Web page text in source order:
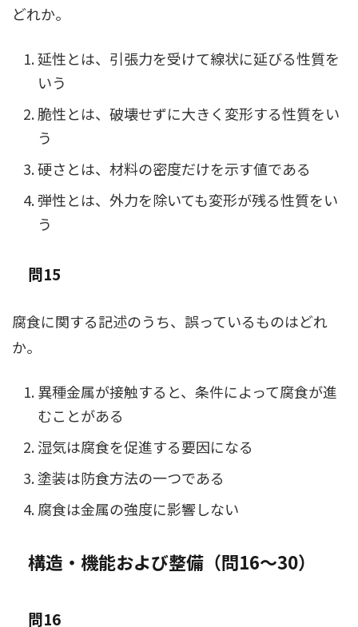
どれか。
延性とは、引張力を受けて線状に延びる性質を
いう
脆性とは、破壊せずに大きく変形する性質をい
う
硬さとは、材料の密度だけを示す値である
弾性とは、外力を除いても変形が残る性質をい
う
問15
腐食に関する記述のうち、誤っているものはどれ
か。
異種金属が接触すると、条件によって腐食が進
むことがある
湿気は腐食を促進する要因になる
塗装は防食方法の一つである
腐食は金属の強度に影響しない
構造・機能および整備（問16〜30）
問16